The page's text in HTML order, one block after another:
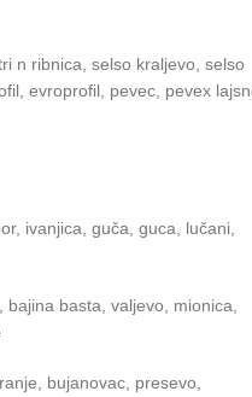
n ribnica, selso kraljevo, selso
evroprofil, pevec, pevex
ivanjica, guča, guca, lučani,
basta, valjevo, mionica,
bujanovac, presevo,